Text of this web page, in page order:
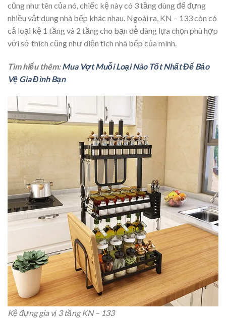
cũng như tên của nó, chiếc kệ này có 3 tầng dùng để đựng
nhiều vật dụng nhà bếp khác nhau. Ngoài ra, KN – 133 còn có
cả loại kệ 1 tầng và 2 tầng cho bạn dễ dàng lựa chọn phù hợp
với sở thích cũng như diện tích nhà bếp của mình.
Tìm hiểu thêm:Mua Vợt Muỗi Loại Nào Tốt Nhất Để Bảo
Vệ Gia Đình Bạn
Kệ đựng gia vị 3 tầng KN – 133